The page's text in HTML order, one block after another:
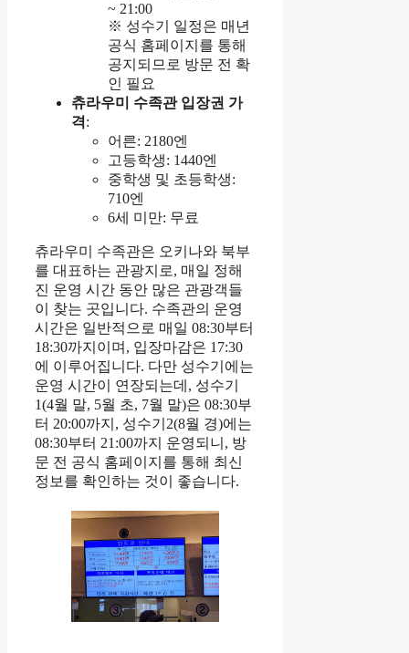
~ 21:00
※ 성수기 일정은 매년
공식 홈페이지를 통해
공지되므로 방문 전 확
인 필요
츄라우미 수족관 입장권 가
격 :
어른: 2180엔
고등학생: 1440엔
중학생 및 초등학생:
710엔
6세 미만: 무료
츄라우미 수족관은 오키나와 북부
를 대표하는 관광지로, 매일 정해
진 운영 시간 동안 많은 관광객들
이 찾는 곳입니다. 수족관의 운영
시간은 일반적으로 매일 08:30부터
18:30까지이며, 입장마감은 17:30
에 이루어집니다. 다만 성수기에는
운영 시간이 연장되는데, 성수기
1(4월 말, 5월 초, 7월 말)은 08:30부
터 20:00까지, 성수기2(8월 경)에는
08:30부터 21:00까지 운영되니, 방
문 전 공식 홈페이지를 통해 최신
정보를 확인하는 것이 좋습니다.